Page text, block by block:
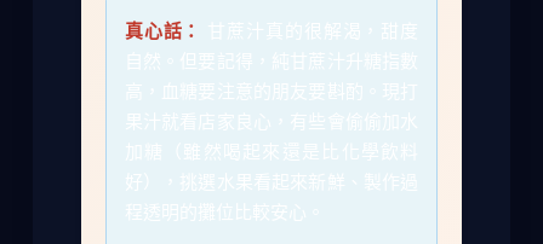
真心話：